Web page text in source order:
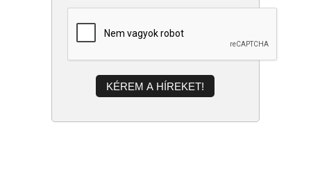
KÉREM A HÍREKET!